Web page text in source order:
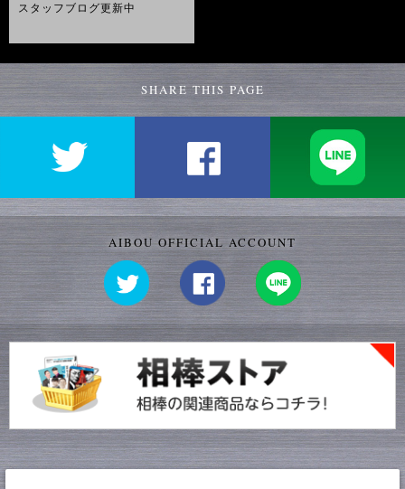
スタッフブログ更新中
SHARE THIS PAGE
AIBOU OFFICIAL ACCOUNT